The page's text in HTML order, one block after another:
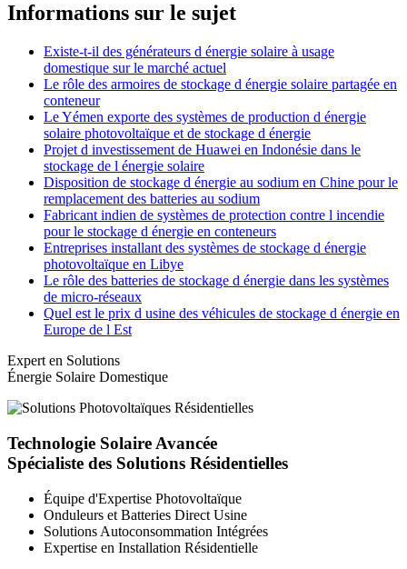
Informations sur le sujet
Existe-t-il des générateurs d énergie solaire à usage
domestique sur le marché actuel
Le rôle des armoires de stockage d énergie solaire partagée en
conteneur
Le Yémen exporte des systèmes de production d énergie
solaire photovoltaïque et de stockage d énergie
Projet d investissement de Huawei en Indonésie dans le
stockage de l énergie solaire
Disposition de stockage d énergie au sodium en Chine pour le
remplacement des batteries au sodium
Fabricant indien de systèmes de protection contre l incendie
pour le stockage d énergie en conteneurs
Entreprises installant des systèmes de stockage d énergie
photovoltaïque en Libye
Le rôle des batteries de stockage d énergie dans les systèmes
de micro-réseaux
Quel est le prix d usine des véhicules de stockage d énergie en
Europe de l Est
Expert en Solutions
Énergie Solaire Domestique
Technologie Solaire Avancée
Spécialiste des Solutions Résidentielles
Équipe d'Expertise Photovoltaïque
Onduleurs et Batteries Direct Usine
Solutions Autoconsommation Intégrées
Expertise en Installation Résidentielle